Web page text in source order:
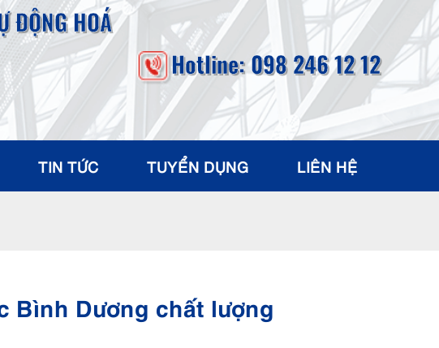
ĐỘNG HOÁ
Hotline: 098 246 12 12
TIN TỨC TUYỂN DỤNG LIÊN HỆ
Bình Dương chất lượng